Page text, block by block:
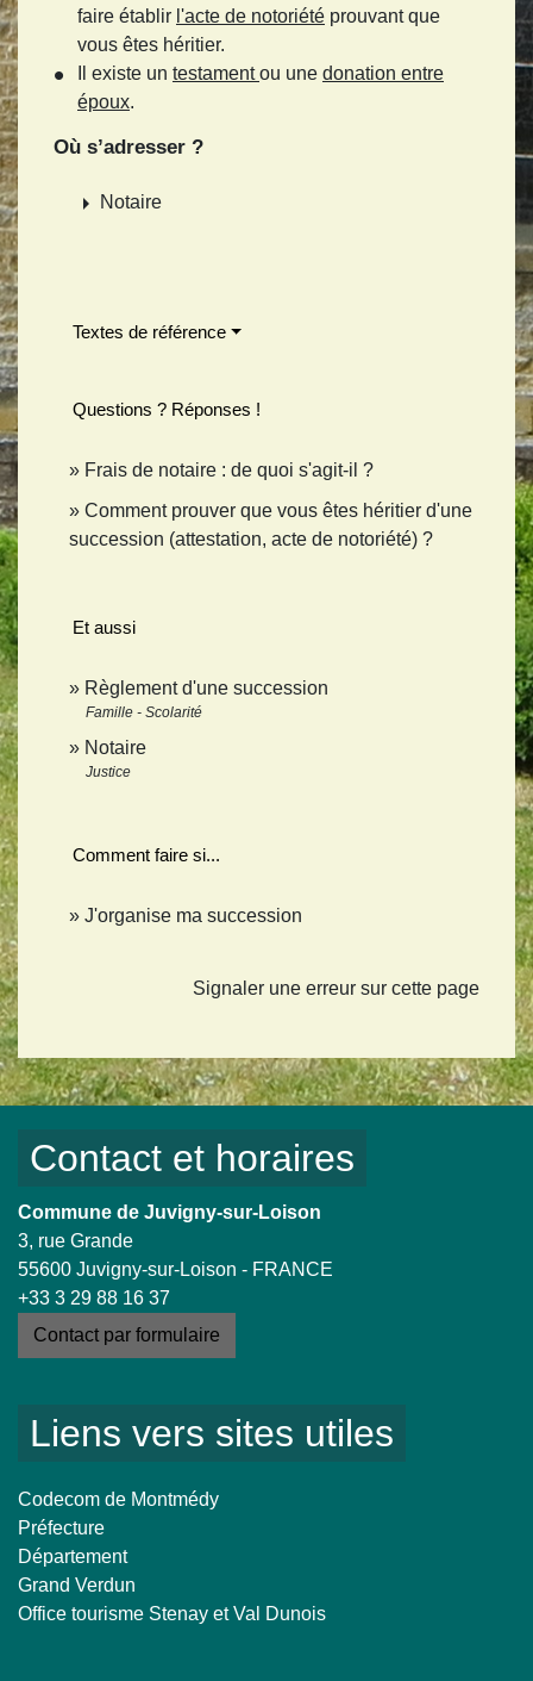
faire établir l'acte de notoriété prouvant que
vous êtes héritier.
Il existe un testamentou une donation entre
époux.
Où s’adresser ?
arrow_right Notaire
Textes de référence
Questions ? Réponses !
Frais de notaire : de quoi s'agit-il ?
Comment prouver que vous êtes héritier d'une
succession (attestation, acte de notoriété) ?
Et aussi
Règlement d'une succession
Famille - Scolarité
Notaire
Justice
Comment faire si...
J'organise ma succession
Signaler une erreur sur cette page
Contact et horaires
Commune de Juvigny-sur-Loison
3, rue Grande
55600 Juvigny-sur-Loison - FRANCE
+33 3 29 88 16 37
Contact par formulaire
Liens vers sites utiles
Codecom de Montmédy
Préfecture
Département
Grand Verdun
Office tourisme Stenay et Val Dunois